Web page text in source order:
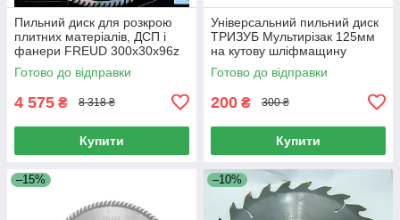
Пильний диск для розкрою
плитних матеріалів, ДСП і
фанери FREUD 300х30х96z
K3.2/2.2 (LU3D-1500)
Готово до відправки
4 575 ₴ 8 318 ₴
Купити
Універсальний пильний диск
ТРИЗУБ Мультирізак 125мм
на кутову шліфмащину
(КШМ) (TRZ-125)
Готово до відправки
200 ₴ 300 ₴
Купити
–15% –10%